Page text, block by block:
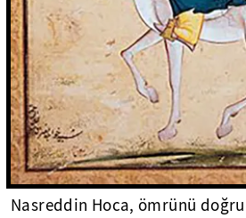
Nasreddin Hoca, ömrünü